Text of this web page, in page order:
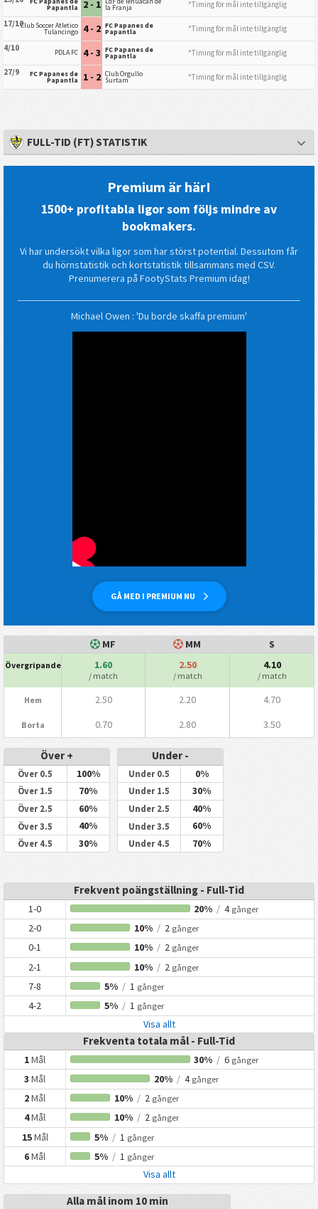
Papantla 2 - 1 la Franja
*Timing för mål inte tillgänglig
17/10Club Soccer Atletico
Tulancingo 4 - 2 FC Papanes de
Papantla
*Timing för mål inte tillgänglig
4/10
PDLA FC 4 - 3 FC Papanes de
Papantla
*Timing för mål inte tillgänglig
27/9
FC Papanes de
Papantla 1 - 2 Club Orgullo
Surtam *Timing för mål inte tillgänglig
FULL-TID (FT) STATISTIK
Premium är här!
1500+ profitabla ligor som följs mindre av
bookmakers.
Vi har undersökt vilka ligor som har störst potential. Dessutom får
du hörnstatistik och kortstatistik tillsammans med CSV.
Prenumerera på FootyStats Premium idag!
GÅ MED I PREMIUM NU
Michael Owen : 'Du borde skaffa premium'
MF MM S
Övergripande 1.60
/ match
2.50
/ match
4.10
/ match
Hem 2.50 2.20 4.70
Borta 0.70 2.80 3.50
Över +
Över 0.5 100%
Över 1.5 70%
Över 2.5 60%
Över 3.5 40%
Över 4.5 30%
Under -
Under 0.5 0%
Under 1.5 30%
Under 2.5 40%
Under 3.5 60%
Under 4.5 70%
Frekvent poängställning - Full-Tid
1-0 20% / 4 gånger
2-0 10% /2 gånger
0-1 10% /2 gånger
2-1 10% /2 gånger
7-8 5% /1 gånger
4-2 5% /1 gånger
Visa allt
Frekventa totala mål - Full-Tid
1Mål 30% / 6 gånger
3Mål 20% /4 gånger
2Mål 10% /2 gånger
4Mål 10% /2 gånger
15Mål 5% /1 gånger
6Mål 5% /1 gånger
Visa allt
Alla mål inom 10 min